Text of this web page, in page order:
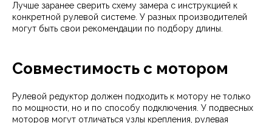
Лучше заранее сверить схему замера с инструкцией к
конкретной рулевой системе. У разных производителей
могут быть свои рекомендации по подбору длины.
Совместимость с мотором
Рулевой редуктор должен подходить к мотору не только
по мощности, но и по способу подключения. У подвесных
моторов могут отличаться узлы крепления, рулевая